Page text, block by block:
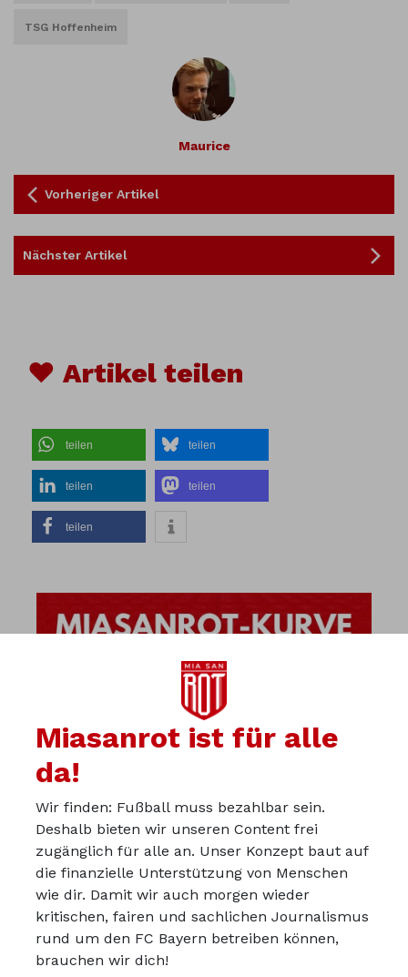
TSG Hoffenheim
Maurice
Vorheriger Artikel
Nächster Artikel
♥ Artikel teilen
teilen teilen
teilen teilen
teilen
Über uns
Werbepartner werden
Miasanrot ist für alle
da!
Wir finden: Fußball muss bezahlbar sein.
Deshalb bieten wir unseren Content frei
zugänglich für alle an. Unser Konzept baut auf
die finanzielle Unterstützung von Menschen
wie dir. Damit wir auch morgen wieder
kritischen, fairen und sachlichen Journalismus
rund um den FC Bayern betreiben können,
brauchen wir dich!